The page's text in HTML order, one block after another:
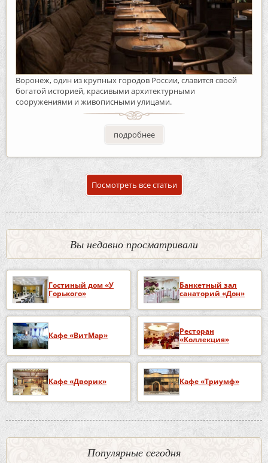
Воронеж, один из крупных городов России, славится своей
богатой историей, красивыми архитектурными
сооружениями и живописными улицами.
подробнее
Посмотреть все статьи
Вы недавно просматривали
Гостиный дом «У
Горького»
Банкетный зал
санаторий «Дон»
Кафе «ВитМар»
Ресторан
«Коллекция»
Кафе «Дворик» Кафе «Триумф»
Популярные сегодня